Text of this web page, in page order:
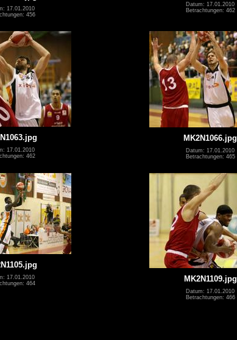
17.01.2010
456
Datum: 17.01.2010
Betrachtungen: 462
17.01.2010
462
MK2N1066.jpg
Datum: 17.01.2010
Betrachtungen: 465
17.01.2010
464
MK2N1109.jpg
Datum: 17.01.2010
Betrachtungen: 466